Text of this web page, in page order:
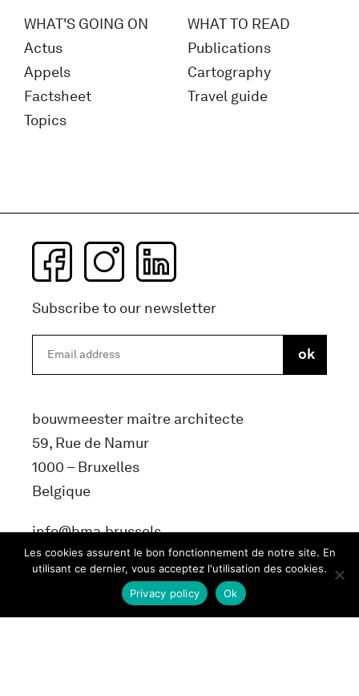
WHAT'S GOING ON
Actus
Appels
Factsheet
Topics
WHAT TO READ
Publications
Cartography
Travel guide
Subscribe to our newsletter
bouwmeester maitre architecte
59, Rue de Namur
1000 – Bruxelles
Belgique
info@bma.brussels
Les cookies assurent le bon fonctionnement de notre site. En
utilisant ce dernier, vous acceptez l'utilisation des cookies.
Ok
Privacy policy